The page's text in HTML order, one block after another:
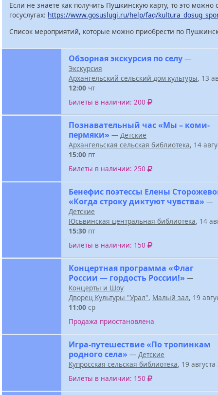
Если не знаете как получить Пушкинскую карту, то это можно
госуслугах: https://www.gosuslugi.ru/help/faq/
Список мероприятий, которые можно приобрести по
Обзорная экскурсия по селу —
Экскурсия
Архангельский сельский дом культуры, 13
12:00 чт
Билеты в наличии: 200
Познавательный час «Мы – коми-
пермяки» — Детские
Архангельская сельская библиотека, 14
15:00 пт
Билеты в наличии: 250
Бенефис поэтессы Елены
«Когда строку диктуют чувства» —
Детские
Юсьвинская центральная библиотека, 14
15:30 пт
Билеты в наличии: 150
Концертная программа «Флаг
России — гордость России!» —
Концерты и Шоу
Дворец Культуры "Урал", Малый зал, 19
11:00 ср
Продажа приостановлена
Игра-путешествие «По тропинкам
родного села» — Детские
Купросская сельская библиотека, 19
Билеты в наличии: 150